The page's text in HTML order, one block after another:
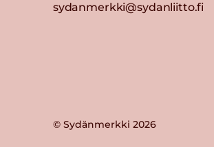
sydanmerkki@sydanliitto.fi
© Sydänmerkki 2026